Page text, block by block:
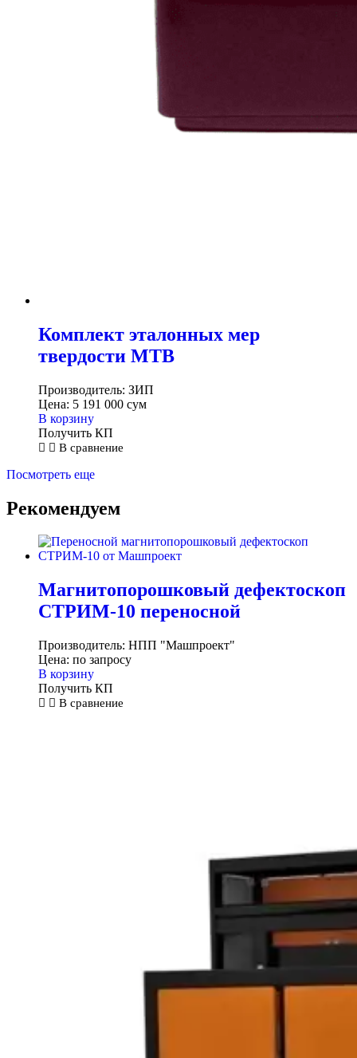
Комплект эталонных мер
твердости МТВ
Производитель: ЗИП
Цена: 5 191 000 сум
В корзину
Получить КП
В сравнение
Посмотреть еще
Рекомендуем
Магнитопорошковый дефектоскоп
СТРИМ-10 переносной
Производитель: НПП "Машпроект"
Цена: по запросу
В корзину
Получить КП
В сравнение